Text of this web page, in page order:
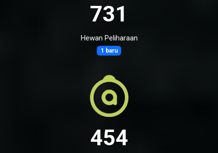
731
Hewan Peliharaan
1 baru
454